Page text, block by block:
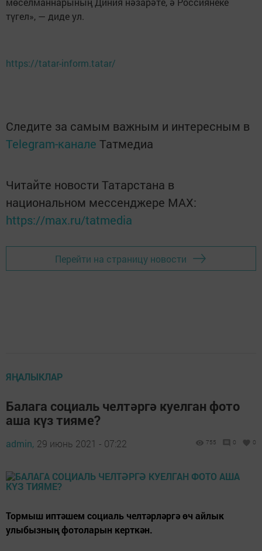
түгел», — диде ул.
https://tatar-inform.tatar/
Следите за самым важным и интересным в
Telegram-канале Татмедиа
Читайте новости Татарстана в
национальном мессенджере MАХ:
https://max.ru/tatmedia
Перейти на страницу новости
ЯҢАЛЫКЛАР
Балага социаль челтәргә куелган фото
аша күз тияме?
admin, 29 июнь 2021 - 07:22 755 0 0
Тормыш иптәшем социаль челтәрләргә өч айлык
улыбызның фотоларын керткән.